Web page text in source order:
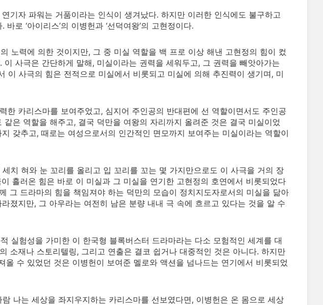
기자 파워는 거품이라는 인식이 생겨났다. 하지만 이러한 인식에도 불구하고
로 ‘아이리스’의 이병헌과 ‘선덕여왕’의 고현정이다.
노력에 의한 것이지만, 그 중 미실 역할을 백 프로 이상 해낸 고현정의 힘이 컸
사극은 간단하게 말해, 미실이라는 권력을 세워두고, 그 권력을 빼앗아가는
이 사극의 힘은 전적으로 미실에서 비롯되고 미실에 의해 추진력이 생기며, 미
한 카리스마를 보여주었고, 심지어 주인공의 반대편에 선 역할이면서도 주인공
은 역할을 해주고, 결국 덕만을 여왕의 자리까지 올려준 것은 결국 미실이었
갖추고, 때로는 여성으로서의 인간적인 면모까지 보여주는 미실이라는 역할이
치 혀와 눈 꼬리를 올리고 입 꼬리를 꼬는 몇 가지만으로도 이 사극을 거의 장
흘러온 힘은 바로 이 미실과 그 미실을 연기한 고현정의 호연에서 비롯되었다
그 드라마의 힘을 책임져야 하는 덕만의 모습이 정치지도자로서의 미실을 닮아
졌지만, 그 아우라는 여전히 남은 분량 내내 극 속에 흐르고 있다는 것을 알 수
실험성을 가미한 이 한국형 블록버스터 드라마라는 다소 모험적인 세계를 대
소재나 스토리텔링, 그리고 연출은 결코 쉽거나 대중적인 것은 아니다. 하지만
올 수 있었던 것은 이병헌이 보여준 멜로와 액션을 넘나드는 연기에서 비롯되었
나는 세상을 좌지우지하는 카리스마를 선보였다면, 이병헌은 온 몸으로 세상